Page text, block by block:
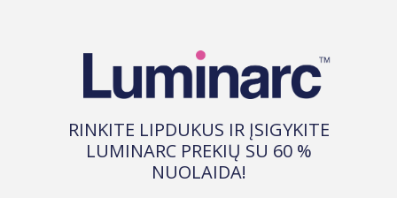
RINKITE LIPDUKUS IR ĮSIGYKITE
LUMINARC PREKIŲ SU 60 %
NUOLAIDA!